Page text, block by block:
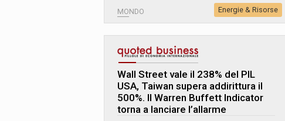
MONDO Energie & Risorse
Wall Street vale il 238% del PIL
USA, Taiwan supera addirittura il
500%. Il Warren Buffett Indicator
torna a lanciare l’allarme